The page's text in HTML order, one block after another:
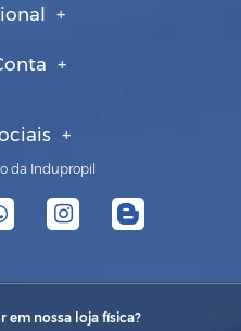
da Indupropil
em nossa loja física?